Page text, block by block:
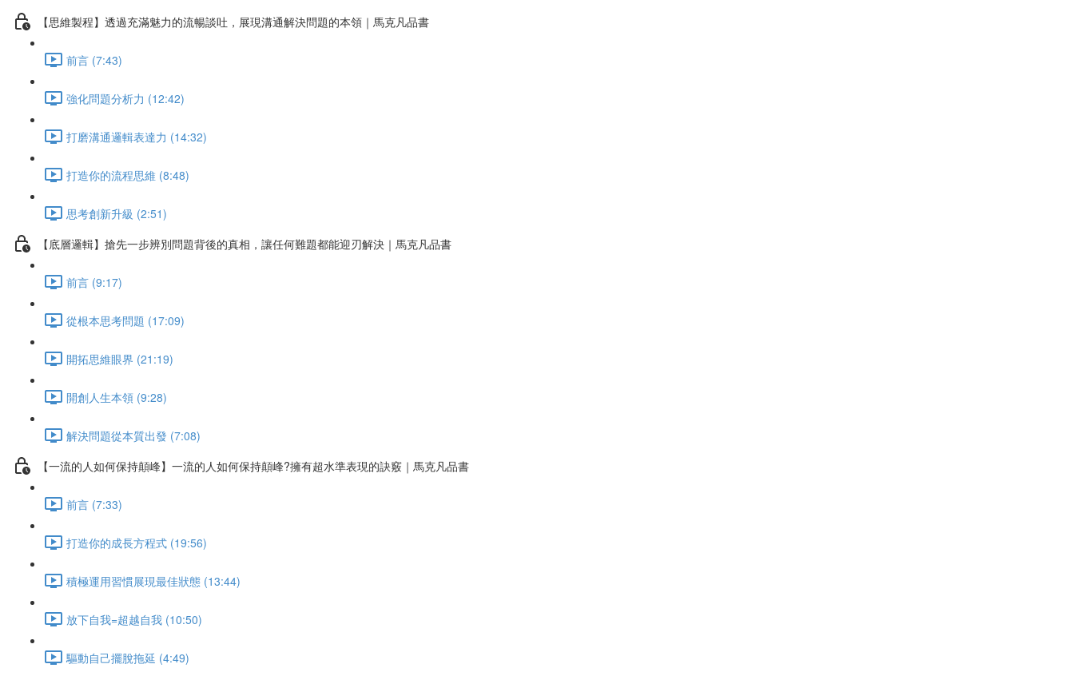
【思維製程】透過充滿魅力的流暢談吐，展現溝通解決問題的本領｜馬克凡品書
前言 (7:43)
強化問題分析力 (12:42)
打磨溝通邏輯表達力 (14:32)
打造你的流程思維 (8:48)
思考創新升級 (2:51)
【底層邏輯】搶先一步辨別問題背後的真相，讓任何難題都能迎刃解決｜馬克凡品書
前言 (9:17)
從根本思考問題 (17:09)
開拓思維眼界 (21:19)
開創人生本領 (9:28)
解決問題從本質出發 (7:08)
【一流的人如何保持顛峰】一流的人如何保持顛峰?擁有超水準表現的訣竅｜馬克凡品書
前言 (7:33)
打造你的成長方程式 (19:56)
積極運用習慣展現最佳狀態 (13:44)
放下自我=超越自我 (10:50)
驅動自己擺脫拖延 (4:49)